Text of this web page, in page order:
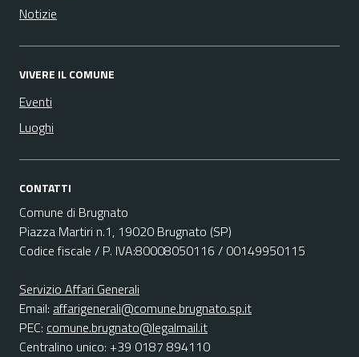
Notizie
VIVERE IL COMUNE
Eventi
Luoghi
CONTATTI
Comune di Brugnato
Piazza Martiri n.1, 19020 Brugnato (SP)
Codice fiscale / P. IVA:80008050116 / 00149950115
Servizio Affari Generali
Email: affarigenerali@comune.brugnato.sp.it
PEC: comune.brugnato@legalmail.it
Centralino unico: +39 0187 894110